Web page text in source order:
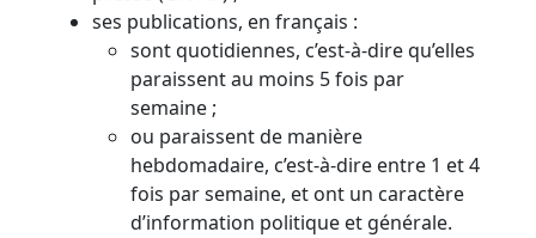
ses publications, en français :
sont quotidiennes, c’est-à-dire qu’elles
paraissent au moins 5 fois par
semaine ;
ou paraissent de manière
hebdomadaire, c’est-à-dire entre 1 et 4
fois par semaine, et ont un caractère
d’information politique et générale.